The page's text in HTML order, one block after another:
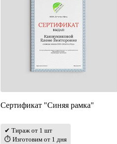
Сертификат "Синяя рамка"
✔ Тираж от 1 шт
⏱ Изготовим от 1 дня